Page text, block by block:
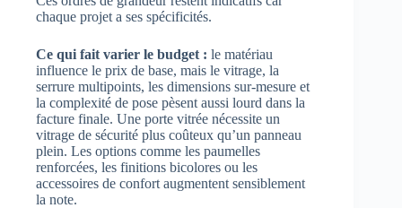
chaque projet a ses spécificités.
Ce qui fait varier le budget : le matériau
influence le prix de base, mais le vitrage, la
serrure multipoints, les dimensions sur-mesure et
la complexité de pose pèsent aussi lourd dans la
facture finale. Une porte vitrée nécessite un
vitrage de sécurité plus coûteux qu’un panneau
plein. Les options comme les paumelles
renforcées, les finitions bicolores ou les
accessoires de confort augmentent sensiblement
la note.